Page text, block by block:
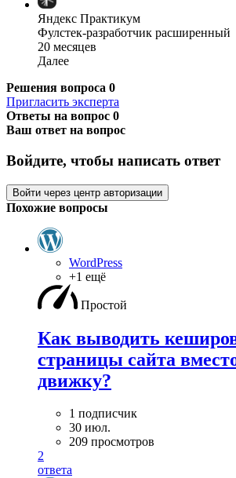
Яндекс Практикум
Фулстек-разработчик расширенный
20 месяцев
Далее
Решения вопроса 0
Пригласить эксперта
Ответы на вопрос 0
Ваш ответ на вопрос
Войдите, чтобы написать ответ
Войти через центр авторизации
Похожие вопросы
WordPress
+1 ещё
Простой
Как выводить
страницы сайта
движку?
1 подписчик
30 июл.
209 просмотров
2
ответа